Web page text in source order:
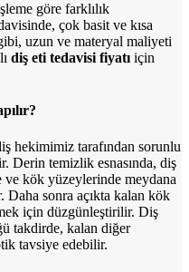
göre farklılık
çok basit ve kısa
uzun ve materyal maliyeti
diş eti tedavisi fiyatıiçin
hekimimiz tarafından sorunlu
Derin temizlik esnasında, diş
ve kök yüzeylerinde meydana
Daha sonra açıkta kalan kök
için düzgünleştirilir. Diş
takdirde, kalan diğer
tavsiye edebilir.